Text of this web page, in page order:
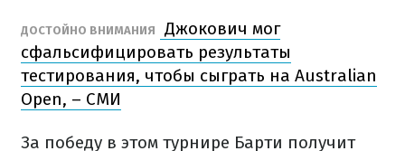
ДОСТОЙНО ВНИМАНИЯ
Джокович мог
сфальсифицировать результаты
тестирования, чтобы сыграть на Australian
Open, – СМИ
За победу в этом турнире Барти получит